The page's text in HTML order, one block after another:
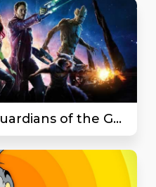
Gardienii Galaxiei (Guardians of the Galaxy)